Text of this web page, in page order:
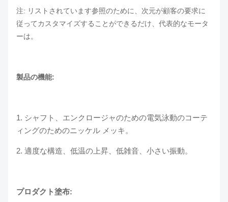
注: リストされています参照のために、次元が顧客の要求に
従ってカスタマイズすることができるだけ、代表的なモータ
ーは。
製品の機能:
1. シャフト、エンクロージャのための電気泳動のコーテ
ィングのためのニッケル メッキ。
2. 適度な構造、低温の上昇、低雑音、小さい振動。
プロダクト塗布: